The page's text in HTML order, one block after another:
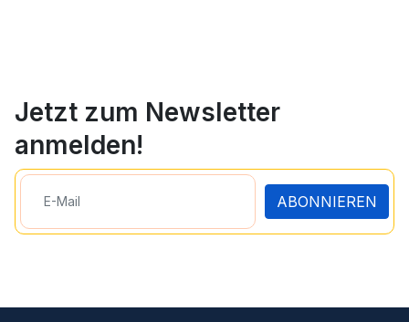
Jetzt zum Newsletter
anmelden!
ABONNIEREN